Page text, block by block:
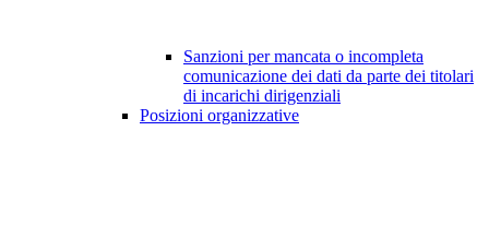
Sanzioni per mancata o incompleta
comunicazione dei dati da parte dei titolari
di incarichi dirigenziali
Posizioni organizzative